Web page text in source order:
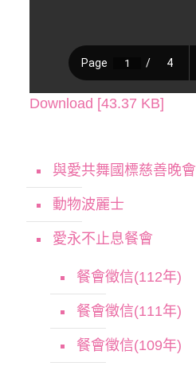
Download [43.37 KB]
與愛共舞國標慈善晚會
動物波麗士
愛永不止息餐會
餐會徵信(112年)
餐會徵信(111年)
餐會徵信(109年)